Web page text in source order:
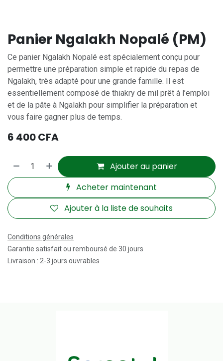
Panier Ngalakh Nopalé (PM)
Ce panier Ngalakh Nopalé est spécialement conçu pour
permettre une préparation simple et rapide du repas de
Ngalakh, très adapté pour une grande famille. Il est
essentiellement composé de thiakry de mil prêt à l’emploi
et de la pâte à Ngalakh pour simplifier la préparation et
vous faire gagner plus de temps.
6 400CFA
Ajouter au panier
Acheter maintenant
Ajouter à la liste de souhaits
Conditions générales
Garantie satisfait ou remboursé de 30 jours
Livraison : 2-3 jours ouvrables